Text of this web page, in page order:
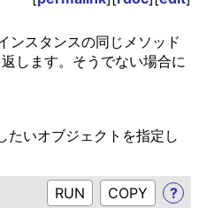
ンスタンスの同じメソッド
します。そうでない場合に
たいオブジェクトを指定し
RUN ?